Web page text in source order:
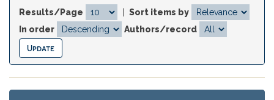
Results/Page
Sort items by
In order
Authors/record